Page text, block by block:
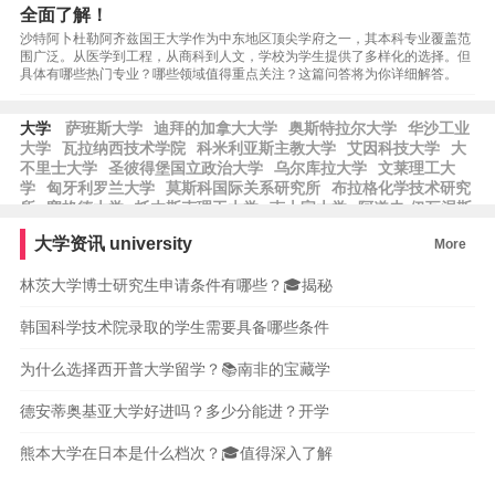
全面了解！
沙特阿卜杜勒阿齐兹国王大学作为中东地区顶尖学府之一，其本科专业覆盖范
围广泛。从医学到工程，从商科到人文，学校为学生提供了多样化的选择。但
具体有哪些热门专业？哪些领域值得重点关注？这篇问答将为你详细解答。
大学 萨班斯大学 迪拜的加拿大大学 奥斯特拉尔大学
华沙工业
大学
瓦拉纳西技术学院 科米利亚斯主教大学 艾因科技大学
大
不里士大学
圣彼得堡国立政治大学 乌尔库拉大学
文莱理工大
学
匈牙利罗兰大学 莫斯科国际关系研究所
布拉格化学技术研究
所
塞格德大学 托木斯克理工大学 南十字大学
阿道夫·伊瓦涅斯
大学
因·沙姆斯大学
圣彼得堡国立信息技术大学
威尼
大学
布尔诺工业大学 德国基尔大学
大学资讯 university More
林茨大学博士研究生申请条件有哪些？🎓揭秘
韩国科学技术院录取的学生需要具备哪些条件
为什么选择西开普大学留学？📚南非的宝藏学
德安蒂奥基亚大学好进吗？多少分能进？开学
熊本大学在日本是什么档次？🎓值得深入了解